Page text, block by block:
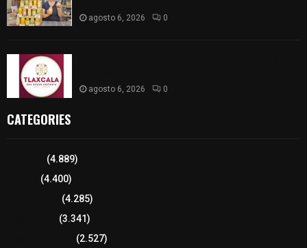
agosto 6, 2026 0
agosto 6, 2026 0
CATEGORIES
(4.889)
(4.400)
(4.285)
(3.341)
(2.527)